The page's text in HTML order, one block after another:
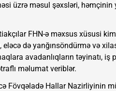
üzrə məsul şəxsləri,
FHN-ə məxsus xüsusi
eləcə də yanğınsöndürmə və
avadanlıqların təyinatı,
məlumat veriblər.
Fövqəladə Hallar Nazirliyinin